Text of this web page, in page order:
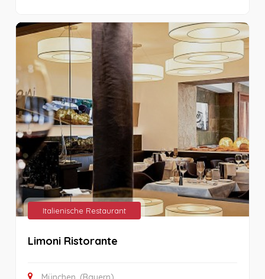
Italienische Restaurant
Limoni Ristorante